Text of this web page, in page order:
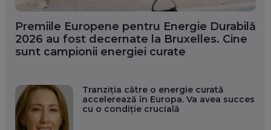
Premiile Europene pentru Energie Durabilă
2026 au fost decernate la Bruxelles. Cine
sunt campionii energiei curate
Tranziția către o energie curată
accelerează în Europa. Va avea succes
cu o condiție crucială